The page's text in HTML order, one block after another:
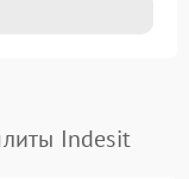
Indesit